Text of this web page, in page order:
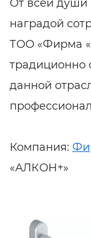
От всей души
наградой
ТОО «Фирма
традиционно
данной
Компания:
«АЛКОН+»